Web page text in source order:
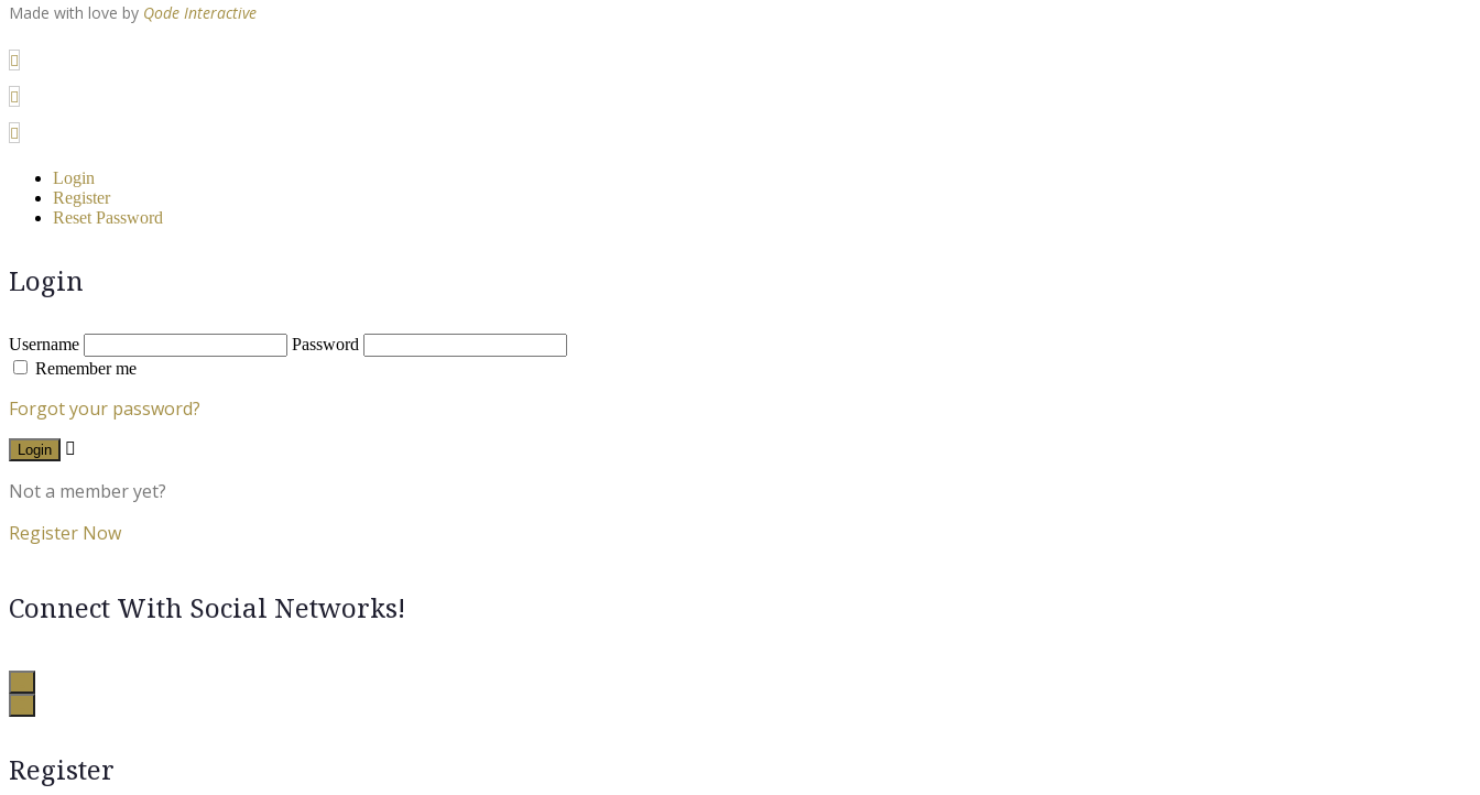
Made with love by Qode Interactive
Login
Register
Reset Password
Login
Username
Password
Remember me
Forgot your password?
Login
Not a member yet?
Register Now
Connect With Social Networks!
Register